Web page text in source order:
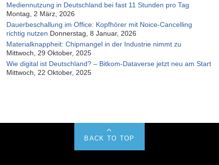
Mediennutzung in Deutschland bei fast 11 Stunden pro Tag
Montag, 2 März, 2026
Dauerbeschallung im Office: Kopfhörer mit Noice-Cancelling
richtig nutzen Donnerstag, 8 Januar, 2026
Materialknappheit: Chipmangel in der Industrie nimmt zu
Mittwoch, 29 Oktober, 2025
Wie digital ist Deutschland? – Bitkom-Dataverse jetzt neu am Start
Mittwoch, 22 Oktober, 2025
BACK TO TOP